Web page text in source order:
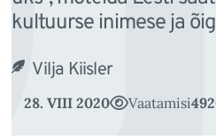
kultuurse inimese ja
Vilja Kiisler
28. VIII 2020 Vaatamisi